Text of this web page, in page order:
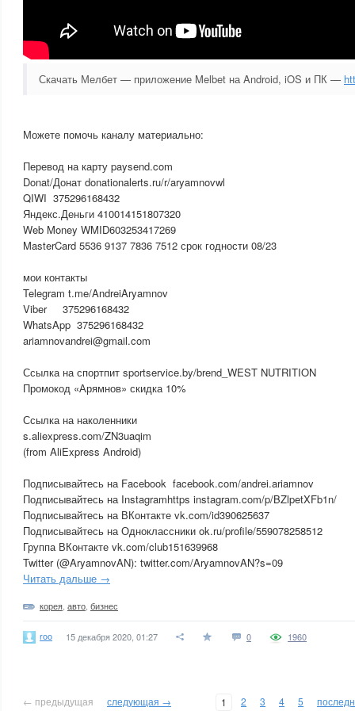
Скачать Мелбет — приложение Melbet на Android, iOS и ПК —
Можете помочь каналу материально:
Перевод на карту paysend.com
Donat/Донат donationalerts.ru/r/aryamnovwl
QIWI 375296168432
Яндекс.Деньги 410014­­151807320
Web Money WMID603253­4172­69
MasterCard 5536 9137 7836 7512 срок годности 08/23
мои контакты
Telegram t.me/AndreiAryamnov
Viber 375296168432
WhatsApp 375296168432
ariamnovandrei@gmail.com
Ссылка на спортпит sportservice.by/brend_WEST NUTRITION
Промокод «Арямнов» скидка 10%
Ссылка на наколенники
s.aliexpress.com/ZN3uaqim
(from AliExpress Android)
Подписывайтесь на Fa­­cebook facebook­­.com/andrei.ariamnov
Подписывайтесь на In­­stagramhttps instagram.com/p/BZlpetXFb1n/
Подписывайтесь на ВК­­онтакте vk.com/id390625637
Подписывайтесь на Од­­ноклассники ok.ru/pr­­ofile/559078258512
Группа ВКонтакте vk.com/club151639968
Twitter (@AryamnovAN): twitter.com/AryamnovAN?s=09
Читать дальше →
корея авто бизнес
roo 15 декабря 2020, 01:27 0 1960
← предыдущая следующая → 1 2 3 4 5